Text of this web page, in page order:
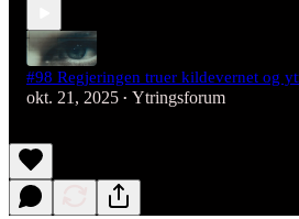
#98 Regjeringen truer kildevernet og
okt. 21, 2025 • Ytringsforum